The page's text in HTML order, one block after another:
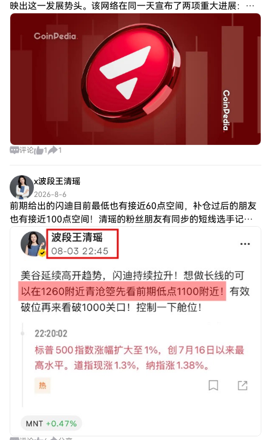
映出这一发展势头。该网络在同一天宣布了两项重大进展：肯
尼亚政府将超过 3000 万份学历证书上链；美国投资者现在可
以通过 Aval
评论 1 1
x波段王清瑶
2026-8-6
前期给出的闪迪目前最低也有接近60点空间，补仓过后的朋友
也有接近100点空间！清瑶的粉丝朋友有同步的短线选手记得
可及时落袋！长线选手继续下看1100关口！